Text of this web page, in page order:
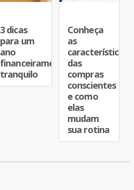
3 dicas
para um
ano
financeiramente
tranquilo
Conheça
as
características
das
compras
conscientes
e como
elas
mudam
sua rotina